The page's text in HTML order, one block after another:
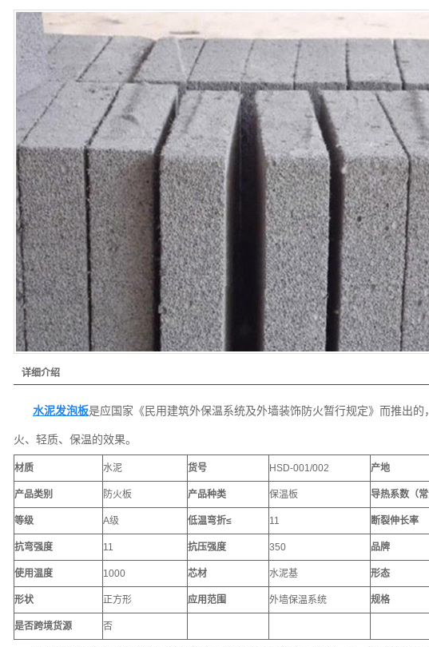
详细介绍
水泥发泡板是应国家《民用建筑外保温系统及外墙装饰防火暂行规定》而推出
火、轻质、保温的效果。
材质 水泥 货号 HSD-001/002 产地
产品类别 防火板 产品种类 保温板 导热系数（常
等级 A级 低温弯折≤ 11 断裂伸长率
抗弯强度 11 抗压强度 350 品牌
使用温度 1000 芯材 水泥基 形态
形状 正方形 应用范围 外墙保温系统 规格
是否跨境货源 否